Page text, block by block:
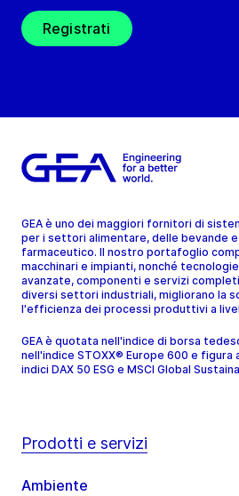
Registrati
GEA è uno dei maggiori fornitori di
per i settori alimentare, delle bevande e
farmaceutico. Il nostro portafoglio
macchinari e impianti, nonché
avanzate, componenti e servizi
diversi settori industriali, migliorano la
l'efficienza dei processi produttivi a
GEA è quotata nell'indice di borsa
nell'indice STOXX® Europe 600 e figura
indici DAX 50 ESG e MSCI Global
Prodotti e servizi
Ambiente